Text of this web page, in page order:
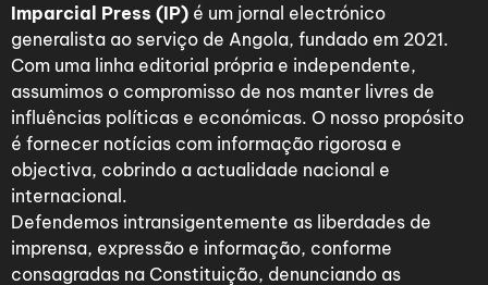
Imparcial Press (IP) é um jornal electrónico
generalista ao serviço de Angola, fundado em 2021.
Com uma linha editorial própria e independente,
assumimos o compromisso de nos manter livres de
influências políticas e económicas. O nosso propósito
é fornecer notícias com informação rigorosa e
objectiva, cobrindo a actualidade nacional e
internacional.
Defendemos intransigentemente as liberdades de
imprensa, expressão e informação, conforme
consagradas na Constituição, denunciando as